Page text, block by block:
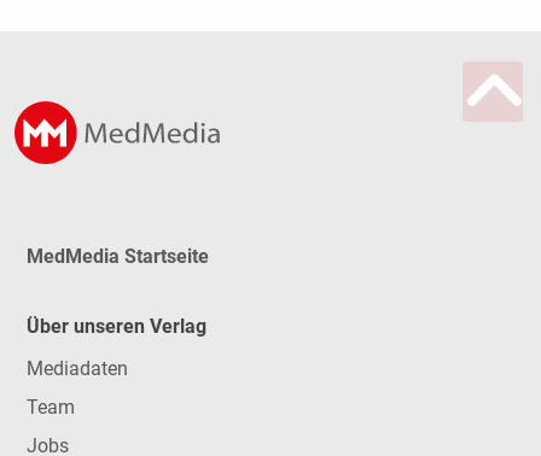
MedMedia Startseite
Über unseren Verlag
Mediadaten
Team
Jobs